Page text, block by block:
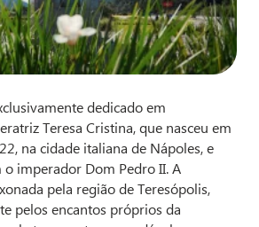
dedicado em
Teresa Cristina, que nasceu em
na cidade italiana de Nápoles, e
o imperador Dom Pedro II. A
pela região de Teresópolis,
pelos encantos próprios da